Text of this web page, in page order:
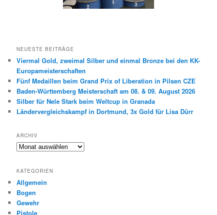
NEUESTE BEITRÄGE
Viermal Gold, zweimal Silber und einmal Bronze bei den KK-
Europameisterschaften
Fünf Medaillen beim Grand Prix of Liberation in Pilsen CZE
Baden-Württemberg Meisterschaft am 08. & 09. August 2026
Silber für Nele Stark beim Weltcup in Granada
Ländervergleichskampf in Dortmund, 3x Gold für Lisa Dürr
ARCHIV
Archiv
KATEGORIEN
Allgemein
Bogen
Gewehr
Pistole